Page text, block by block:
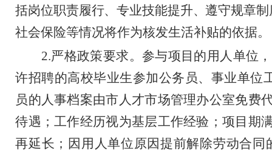
括岗位职责履行、专业技能提升、遵守规章
社会保险等情况将作为核发生活补贴的依据。
2.严格政策要求。参与项目的用人单位
许招聘的高校毕业生参加公务员、事业单位
员的人事档案由市人才市场管理办公室免费
待遇；工作经历视为基层工作经验；项目期
再延长；因用人单位原因提前解除劳动合